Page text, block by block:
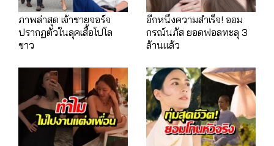
ภาพล่าสุด เจ้าชายจอร์จ
ปรากฏตัวในลุคเสื้อโปโล
ขาว
อีกหนึ่งความสำเร็จ! ออม
กรณ์นภัส ยอดฟอลทะลุ 3
ล้านแล้ว